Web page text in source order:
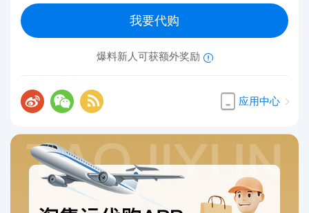
我要代购
爆料新人可获额外奖励
应用中心